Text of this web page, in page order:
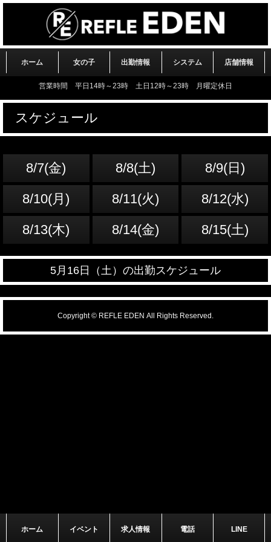
ホーム 女の子 出勤情報 システム 店舗情報
営業時間 平日14時～23時 土日12時～23時 月曜定休日
スケジュール
8/7(金) 8/8(土) 8/9(日)
8/10(月) 8/11(火) 8/12(水)
8/13(木) 8/14(金) 8/15(土)
5月16日（土）の出勤スケジュール
Copyright © REFLE EDEN All Rights Reserved.
ホーム イベント 求人情報 電話 LINE